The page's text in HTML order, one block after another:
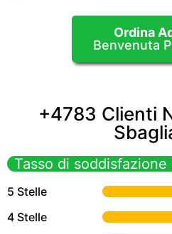
Ordina
Benvenuta
+4783 Clienti
Tasso di soddisfazione
5 Stelle
4 Stelle